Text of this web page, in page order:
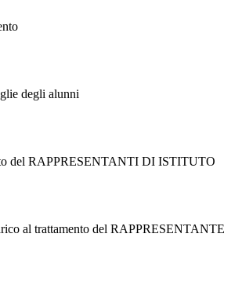
degli alunni
del RAPPRESENTANTI DI ISTITUTO
al trattamento del RAPPRESENTANTE